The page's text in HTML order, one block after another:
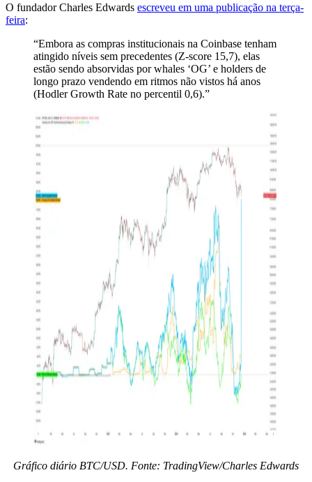
O fundador Charles Edwards escreveu em uma publicação na terça-
feira:
“Embora as compras institucionais na Coinbase tenham
atingido níveis sem precedentes (Z-score 15,7), elas
estão sendo absorvidas por whales ‘OG’ e holders de
longo prazo vendendo em ritmos não vistos há anos
(Hodler Growth Rate no percentil 0,6).”
Gráfico diário BTC/USD. Fonte: TradingView/Charles Edwards